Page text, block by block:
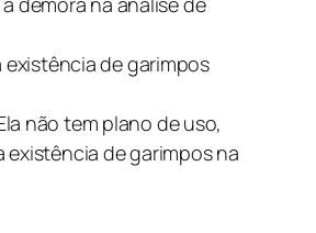
existência de garimpos
não tem plano de uso,
de garimpos na